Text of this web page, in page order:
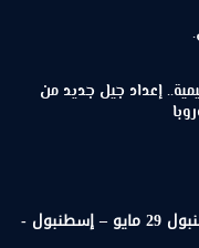
إعداد جيل جديد من
زيارة علمية إلى جامعة مرمرة وجامعة إسطنبول 29 مايو – إسطنبول -